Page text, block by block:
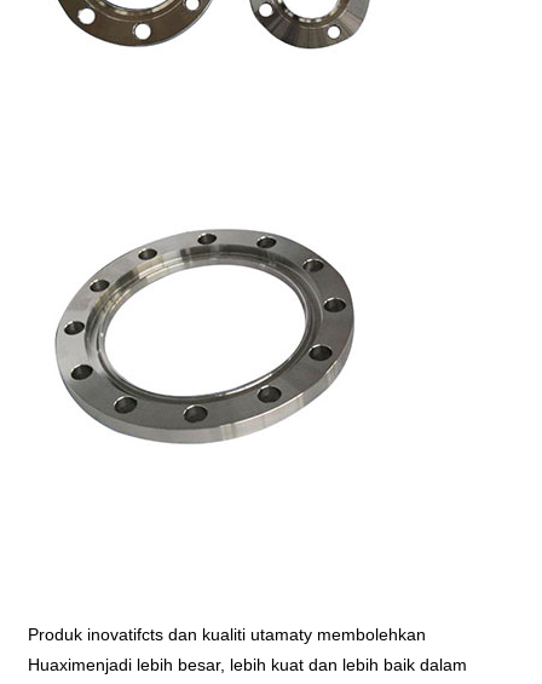
Produk inovatifcts dan kualiti utamaty membolehkan
Huaximenjadi lebih besar, lebih kuat dan lebih baik dalam